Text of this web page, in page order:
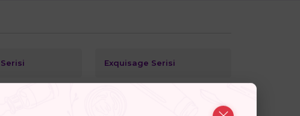
Exquisage Serisi